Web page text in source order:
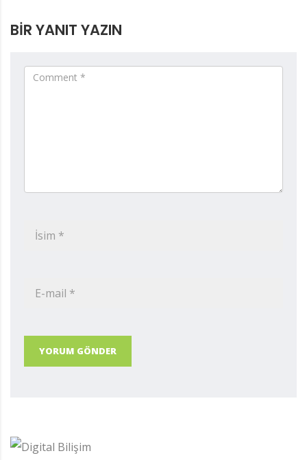
BIR YANIT YAZIN
YORUM GÖNDER